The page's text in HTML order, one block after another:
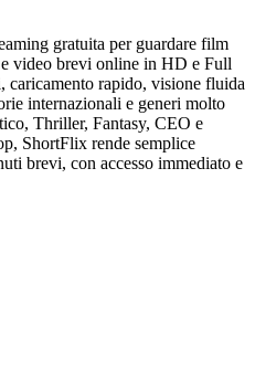
gratuita per guardare film
video brevi online in HD e Full
rapido, visione fluida
internazionali e generi molto
Thriller, Fantasy, CEO e
ShortFlix rende semplice
brevi, con accesso immediato e